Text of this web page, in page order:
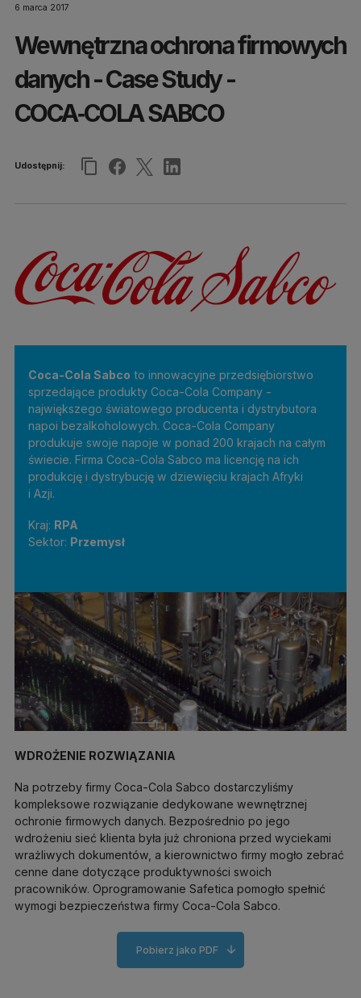
6 marca 2017
Wewnętrzna ochrona firmowych
danych - Case Study -
COCA‑COLA SABCO
Udostępnij:
Coca-Cola Sabco to innowacyjne przedsiębiorstwo
sprzedające produkty Coca-Cola Company -
największego światowego producenta i dystrybutora
napoi bezalkoholowych. Coca-Cola Company
produkuje swoje napoje w ponad 200 krajach na całym
świecie. Firma Coca-Cola Sabco ma licencję na ich
produkcję i dystrybucję w dziewięciu krajach Afryki
i Azji.
Kraj: RPA
Sektor: Przemysł
WDROŻENIE ROZWIĄZANIA
Na potrzeby firmy Coca-Cola Sabco dostarczyliśmy
kompleksowe rozwiązanie dedykowane wewnętrznej
ochronie firmowych danych. Bezpośrednio po jego
wdrożeniu sieć klienta była już chroniona przed wyciekami
wrażliwych dokumentów, a kierownictwo firmy mogło zebrać
cenne dane dotyczące produktywności swoich
pracowników. Oprogramowanie Safetica pomogło spełnić
wymogi bezpieczeństwa firmy Coca-Cola Sabco.
Pobierz jako PDF